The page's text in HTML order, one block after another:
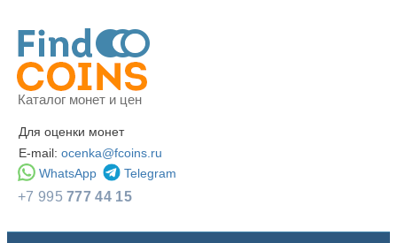
Каталог монет и цен
Для оценки монет
E-mail: ocenka@fcoins.ru
WhatsApp
Telegram
+7 995777 44 15